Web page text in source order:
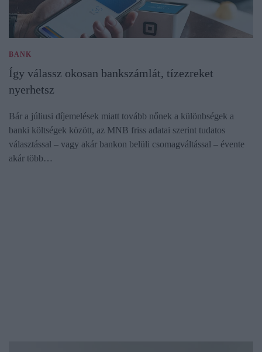
BANK
Így válassz okosan bankszámlát, tízezreket
nyerhetsz
Bár a júliusi díjemelések miatt tovább nőnek a különbségek a
banki költségek között, az MNB friss adatai szerint tudatos
választással – vagy akár bankon belüli csomagváltással – évente
akár több…